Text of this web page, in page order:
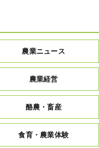
農業ニュース
農業経営
酪農・畜産
食育・農業体験